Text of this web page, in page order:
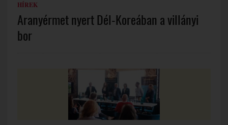
HÍREK
Aranyérmet nyert Dél-Koreában a villányi
bor